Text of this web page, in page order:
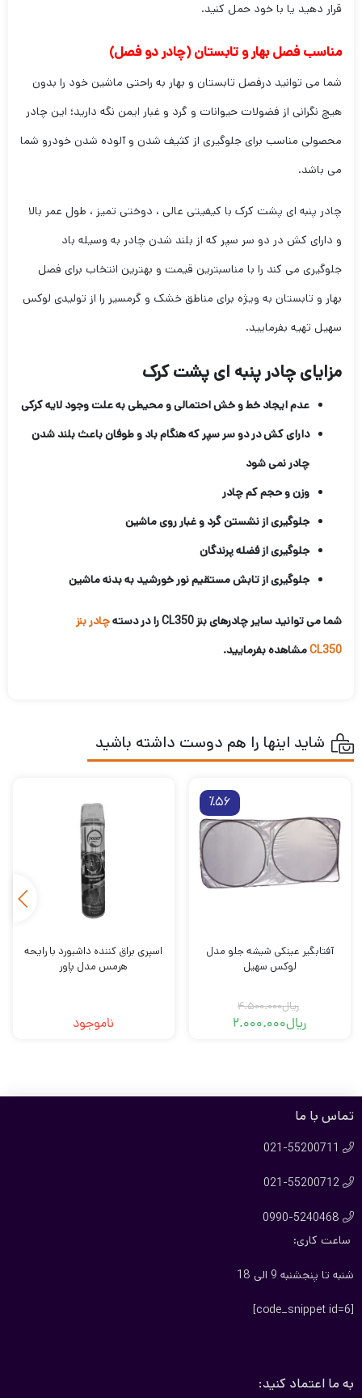
قرار دهید یا با خود حمل کنید.
مناسب فصل بهار و تابستان (چادر دو فصل)
شما می توانید درفصل تابستان و بهار به راحتی ماشین خود را بدون
هیچ نگرانی از فضولات حیوانات و گرد و غبار ایمن نگه دارید؛ این چادر
محصولی مناسب برای جلوگیری از کثیف شدن و آلوده شدن خودرو شما
می باشد.
چادر پنبه ای پشت کرک با کیفیتی عالی ، دوختی تمیز ، طول عمر بالا
و دارای کش در دو سر سپر که از بلند شدن چادر به وسیله باد
جلوگیری می کند را با مناسبترین قیمت و بهترین انتخاب برای فصل
بهار و تابستان به ویژه برای مناطق خشک و گرمسیر را از تولیدی لوکس
سهیل تهیه بفرمایید.
مزایای چادر پنبه ای پشت کرک
عدم ایجاد خط و خش احتمالی و محیطی به علت وجود لایه کرکی
دارای کش در دو سر سپر که هنگام باد و طوفان باعث بلند شدن
چادر نمی شود
وزن و حجم کم چادر
جلوگیری از نشستن گرد و غبار روی ماشین
جلوگیری از فضله پرندگان
جلوگیری از تابش مستقیم نور خورشید به بدنه ماشین
شما می توانید سایر چادرهای بنز CL350 را در دسته
چادر بنز
CL350مشاهده بفرمایید.
شاید اینها را هم دوست داشته باشید
٪56
آفتابگیر عینکی شیشه جلو مدل
لوکس سهیل
ریال4.500.000
ریال2.000.000
اسپری براق کننده داشبورد با رایحه
هرمس مدل پاور
ناموجود
تماس با ما

021-55200711

021-55200712

0990-5240468
ساعت کاری:
شنبه تا پنجشنبه 9 الی 18
[code_snippet id=6]
به ما اعتماد کنید: